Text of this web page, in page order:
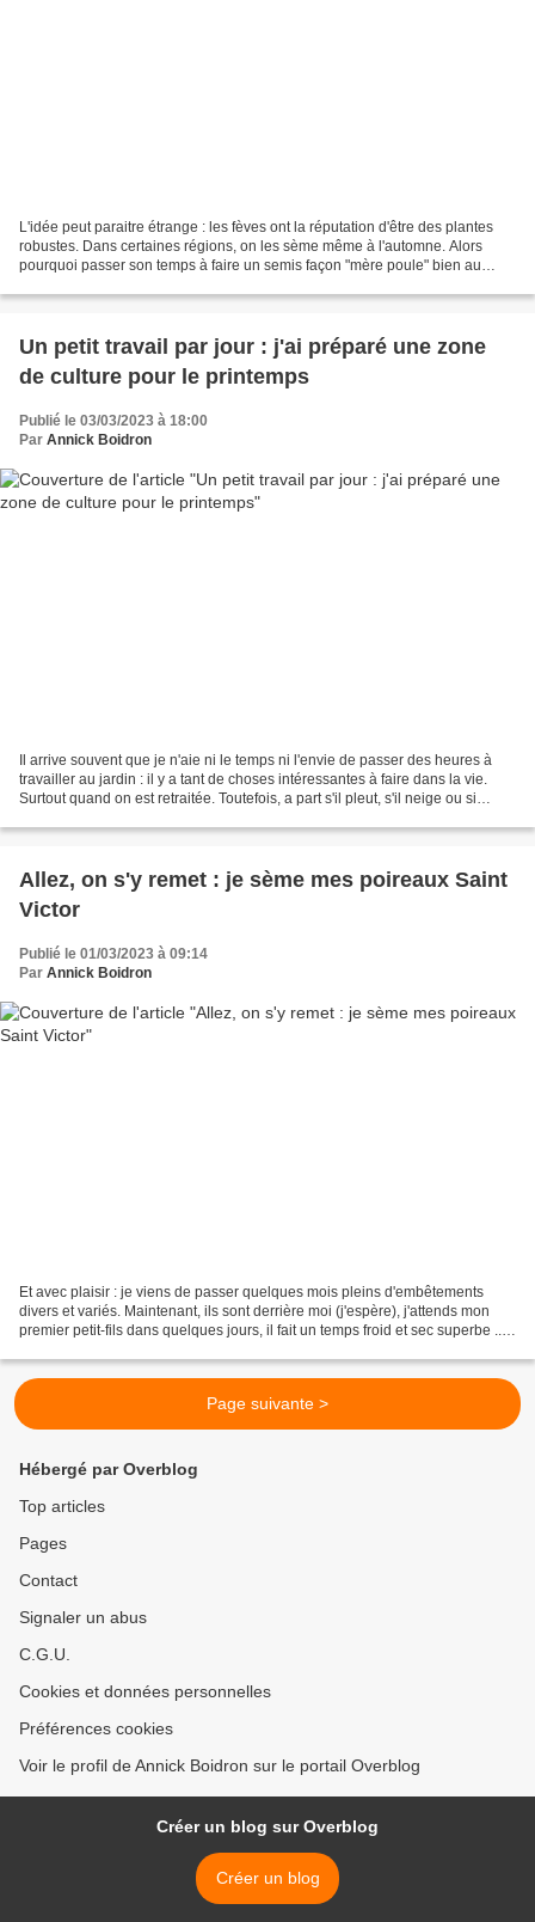
L'idée peut paraitre étrange : les fèves ont la réputation d'être des plantes
robustes. Dans certaines régions, on les sème même à l'automne. Alors
pourquoi passer son temps à faire un semis façon "mère poule" bien au
Un petit travail par jour : j'ai préparé une zone
de culture pour le printemps
Publié le 03/03/2023 à 18:00
Par Annick Boidron
Il arrive souvent que je n'aie ni le temps ni l'envie de passer des heures à
travailler au jardin : il y a tant de choses intéressantes à faire dans la vie.
Surtout quand on est retraitée. Toutefois, a part s'il pleut, s'il neige ou si
Allez, on s'y remet : je sème mes poireaux Saint
Victor
Publié le 01/03/2023 à 09:14
Par Annick Boidron
Et avec plaisir : je viens de passer quelques mois pleins d'embêtements
divers et variés. Maintenant, ils sont derrière moi (j'espère), j'attends mon
premier petit-fils dans quelques jours, il fait un temps froid et sec superbe ...
Page suivante >
Hébergé par Overblog
Top articles
Pages
Contact
Signaler un abus
C.G.U.
Cookies et données personnelles
Préférences cookies
Voir le profil de Annick Boidron sur le portail Overblog
Créer un blog sur Overblog
Créer un blog